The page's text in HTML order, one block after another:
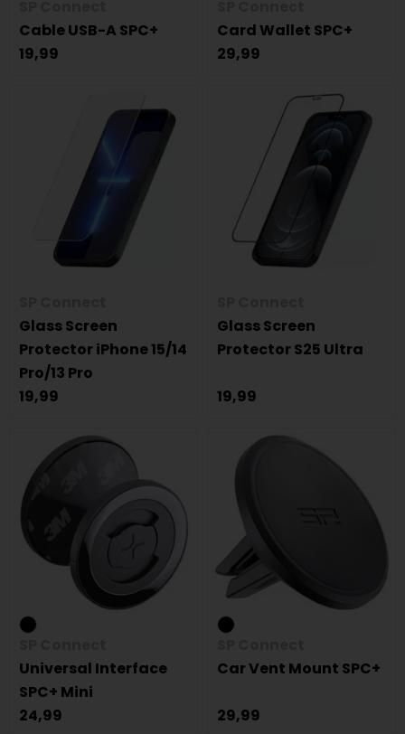
Cable USB-A SPC+
19,99
Card Wallet SPC+
29,99
Glass Screen
Protector iPhone 15/14
Pro/13 Pro
19,99
Glass Screen
Protector S25 Ultra
19,99
Universal Interface
SPC+ Mini
24,99
Car Vent Mount SPC+
29,99